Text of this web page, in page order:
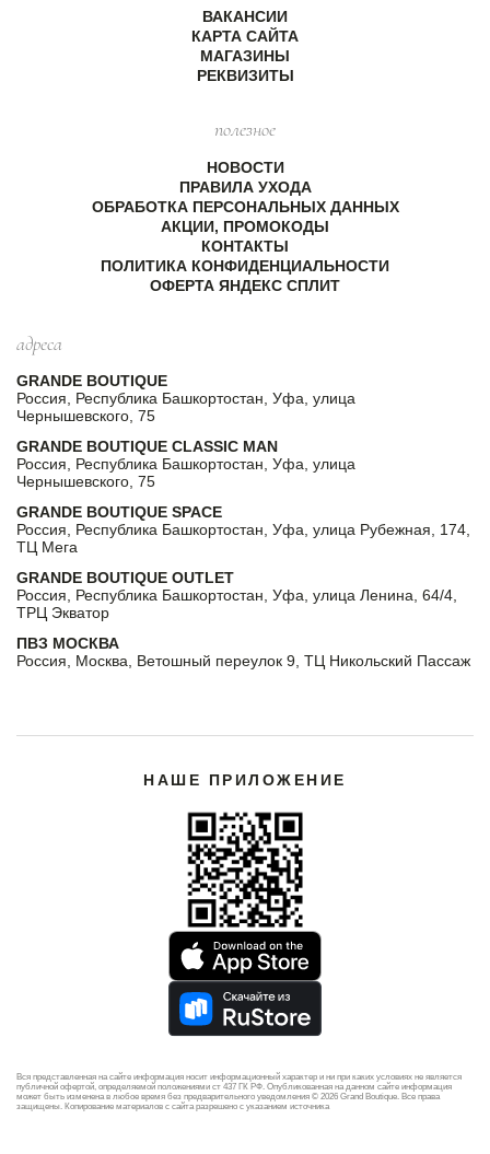
ВАКАНСИИ
КАРТА САЙТА
МАГАЗИНЫ
РЕКВИЗИТЫ
полезное
НОВОСТИ
ПРАВИЛА УХОДА
ОБРАБОТКА ПЕРСОНАЛЬНЫХ ДАННЫХ
АКЦИИ, ПРОМОКОДЫ
КОНТАКТЫ
ПОЛИТИКА КОНФИДЕНЦИАЛЬНОСТИ
ОФЕРТА ЯНДЕКС СПЛИТ
адреса
GRANDE BOUTIQUE
Россия, Республика Башкортостан, Уфа, улица
Чернышевского, 75
GRANDE BOUTIQUE CLASSIC MAN
Россия, Республика Башкортостан, Уфа, улица
Чернышевского, 75
GRANDE BOUTIQUE SPACE
Россия, Республика Башкортостан, Уфа, улица Рубежная, 174,
ТЦ Мега
GRANDE BOUTIQUE OUTLET
Россия, Республика Башкортостан, Уфа, улица Ленина, 64/4,
ТРЦ Экватор
ПВЗ МОСКВА
Россия, Москва, Ветошный переулок 9, ТЦ Никольский Пассаж
НАШЕ ПРИЛОЖЕНИЕ
Вся представленная на сайте информация носит информационный характер и ни при каких условиях не является
публичной офертой, определяемой положениями ст 437 ГК РФ. Опубликованная на данном сайте информация
может быть изменена в любое время без предварительного уведомления © 2026 Grand Boutique. Все права
защищены. Копирование материалов с сайта разрешено с указанием источника